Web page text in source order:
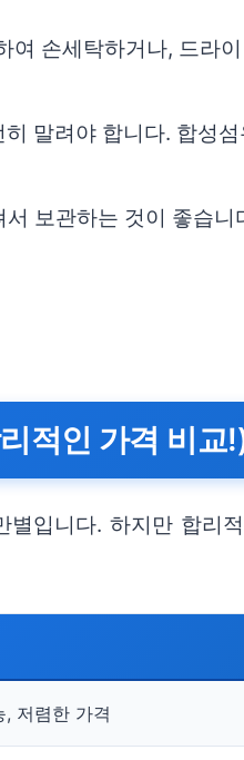
여 손세탁하거나, 드라
말려야 합니다. 합성
보관하는 것이 좋습
적인 가격 비교
입니다. 하지만 합리
저렴한 가격